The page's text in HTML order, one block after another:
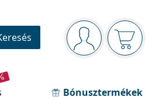
Navigációs panel
Bejelentkezve
Kosara
Bónusztermékek